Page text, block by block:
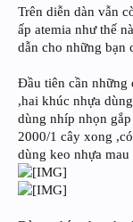
Trên diễn dàn vẫn
ấp atemia như thế
dẫn cho những bạn
Đầu tiên cần những
,hai khúc nhựa
dùng nhíp nhọn
2000/1 cây xong
dùng keo nhựa